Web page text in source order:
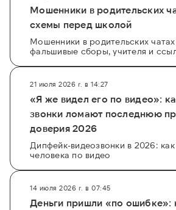
Мошенники в родительских
схемы перед школой
Мошенники в родительских
фальшивые сборы, учителя и
21 июля 2026 г. в 14:27
«Я же видел его по видео»:
звонки ломают последнюю
доверия 2026
Дипфейк-видеозвонки в 2026:
человека по видео
14 июля 2026 г. в 07:45
Деньги пришли «по ошибке»: